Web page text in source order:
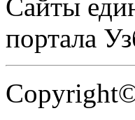
Сайты
портала